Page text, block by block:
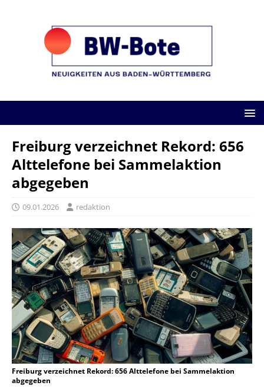
Freiburg verzeichnet Rekord: 656
Alttelefone bei Sammelaktion
abgegeben
09.01.2026 redaktion
Freiburg verzeichnet Rekord: 656 Alttelefone bei Sammelaktion
abgegeben